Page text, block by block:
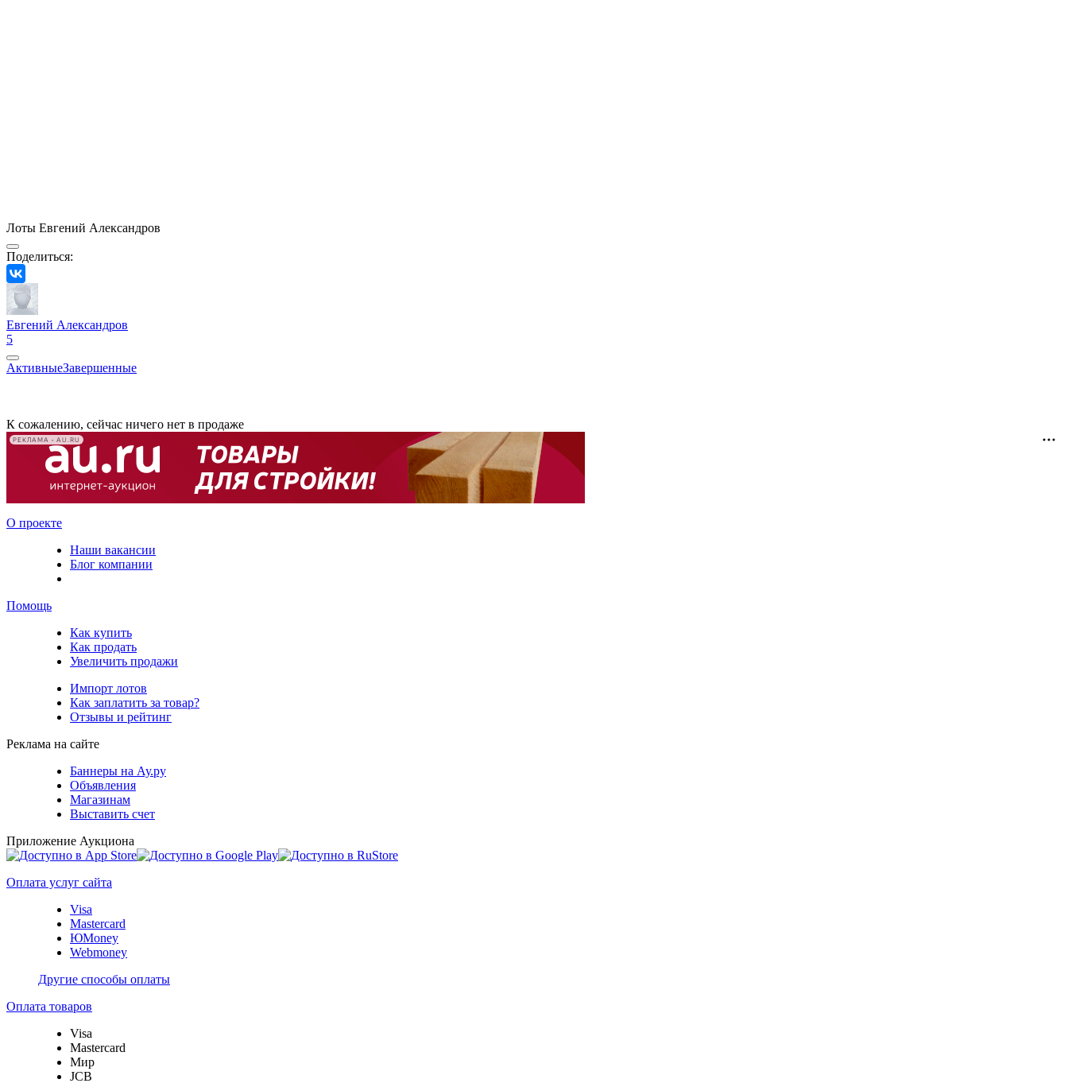
Лоты Евгений Александров
Поделиться:
Евгений Александров
5
АктивныеЗавершенные
К сожалению, сейчас ничего нет в продаже
РЕКЛАМА • AU.RU
О проекте
Наши вакансии
Блог компании
Помощь
Как купить
Как продать
Увеличить продажи
Импорт лотов
Как заплатить за товар?
Отзывы и рейтинг
Реклама на сайте
Баннеры на Ау.ру
Объявления
Магазинам
Выставить счет
Приложение Аукциона
Оплата услуг сайта
Visa
Mastercard
ЮMoney
Webmoney
Другие способы оплаты
Оплата товаров
Visa
Mastercard
Мир
JCB